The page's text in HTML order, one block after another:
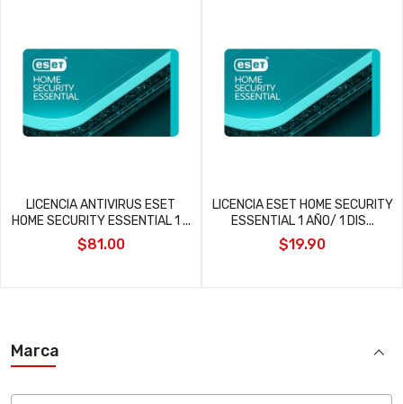
Marca
LICENCIA ANTIVIRUS ESET
HOME SECURITY ESSENTIAL 1 ...
$81.00
LICENCIA ESET HOME SECURITY
ESSENTIAL 1 AÑO/ 1 DIS...
$19.90